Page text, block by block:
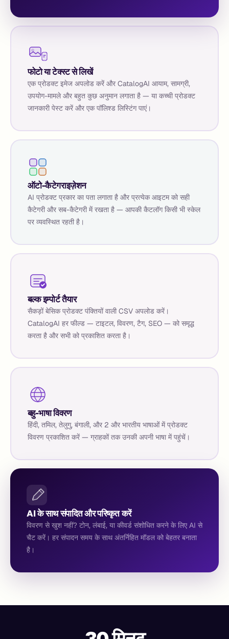
फोटो या टेक्स्ट से लिखें
एक प्रोडक्ट इमेज अपलोड करें और CatalogAI आयाम, सामग्री,
उपयोग-मामले और बहुत कुछ अनुमान लगाता है — या कच्ची प्रोडक्ट
जानकारी पेस्ट करें और एक पॉलिश्ड लिस्टिंग पाएं।
ऑटो-कैटेगराइज़ेशन
AI प्रोडक्ट प्रकार का पता लगाता है और प्रत्येक आइटम को सही
कैटेगरी और सब-कैटेगरी में रखता है — आपकी कैटलॉग किसी भी स्केल
पर व्यवस्थित रहती है।
बल्क इम्पोर्ट तैयार
सैकड़ों बेसिक प्रोडक्ट पंक्तियों वाली CSV अपलोड करें।
CatalogAI हर फील्ड — टाइटल, विवरण, टैग, SEO — को समृद्ध
करता है और सभी को प्रकाशित करता है।
बहु-भाषा विवरण
हिंदी, तमिल, तेलुगु, बंगाली, और 2 और भारतीय भाषाओं में प्रोडक्ट
विवरण प्रकाशित करें — ग्राहकों तक उनकी अपनी भाषा में पहुंचें।
AI के साथ संपादित और परिष्कृत करें
विवरण से खुश नहीं? टोन, लंबाई, या कीवर्ड संशोधित करने के लिए AI से
चैट करें। हर संपादन समय के साथ अंतर्निहित मॉडल को बेहतर बनाता
है।